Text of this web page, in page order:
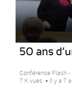
50 ans
Conférence Flash -
7 K vues
Il y a 7